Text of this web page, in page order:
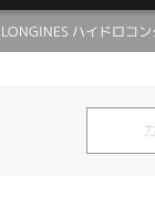
LONGINES ハイドロコ